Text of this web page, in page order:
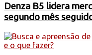
Denza B5 lidera
segundo mês